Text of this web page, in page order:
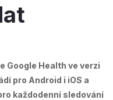
Google Health ve verzi
pro Android i iOS a
každodenní sledování